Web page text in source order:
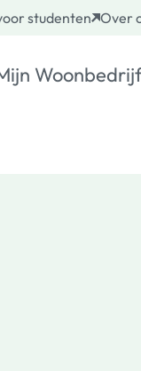
studenten Over